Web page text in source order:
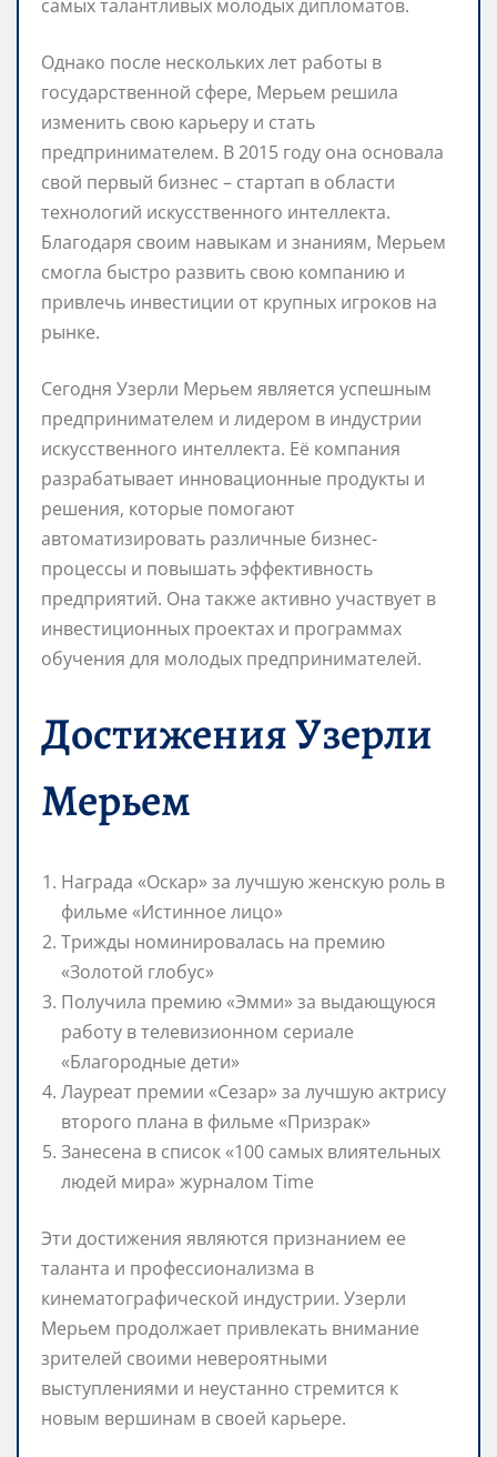
самых талантливых молодых дипломатов.
Однако после нескольких лет работы в
государственной сфере, Мерьем решила
изменить свою карьеру и стать
предпринимателем. В 2015 году она основала
свой первый бизнес – стартап в области
технологий искусственного интеллекта.
Благодаря своим навыкам и знаниям, Мерьем
смогла быстро развить свою компанию и
привлечь инвестиции от крупных игроков на
рынке.
Сегодня Узерли Мерьем является успешным
предпринимателем и лидером в индустрии
искусственного интеллекта. Её компания
разрабатывает инновационные продукты и
решения, которые помогают
автоматизировать различные бизнес-
процессы и повышать эффективность
предприятий. Она также активно участвует в
инвестиционных проектах и программах
обучения для молодых предпринимателей.
Достижения Узерли
Мерьем
Награда «Оскар» за лучшую женскую роль в
фильме «Истинное лицо»
Трижды номинировалась на премию
«Золотой глобус»
Получила премию «Эмми» за выдающуюся
работу в телевизионном сериале
«Благородные дети»
Лауреат премии «Сезар» за лучшую актрису
второго плана в фильме «Призрак»
Занесена в список «100 самых влиятельных
людей мира» журналом Time
Эти достижения являются признанием ее
таланта и профессионализма в
кинематографической индустрии. Узерли
Мерьем продолжает привлекать внимание
зрителей своими невероятными
выступлениями и неустанно стремится к
новым вершинам в своей карьере.